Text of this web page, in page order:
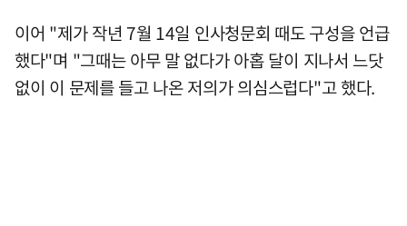
이어 "제가 작년 7월 14일 인사청문회 때도 구성을 언급
했다"며 "그때는 아무 말 없다가 아홉 달이 지나서 느닷
없이 이 문제를 들고 나온 저의가 의심스럽다"고 했다.